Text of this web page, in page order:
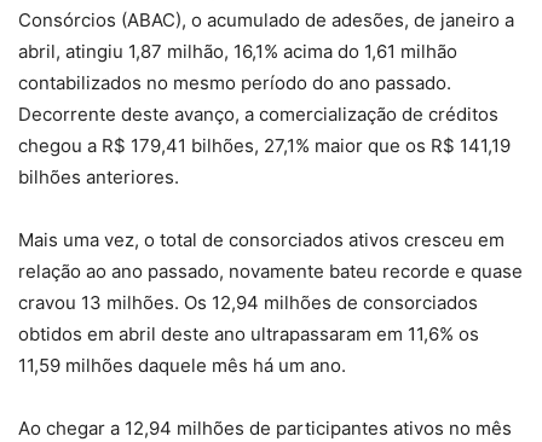
Consórcios (ABAC), o acumulado de adesões, de janeiro a
abril, atingiu 1,87 milhão, 16,1% acima do 1,61 milhão
contabilizados no mesmo período do ano passado.
Decorrente deste avanço, a comercialização de créditos
chegou a R$ 179,41 bilhões, 27,1% maior que os R$ 141,19
bilhões anteriores.
Mais uma vez, o total de consorciados ativos cresceu em
relação ao ano passado, novamente bateu recorde e quase
cravou 13 milhões. Os 12,94 milhões de consorciados
obtidos em abril deste ano ultrapassaram em 11,6% os
11,59 milhões daquele mês há um ano.
Ao chegar a 12,94 milhões de participantes ativos no mês